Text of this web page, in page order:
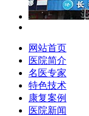
网站首页
医院简介
名医专家
特色技术
康复案例
医院新闻